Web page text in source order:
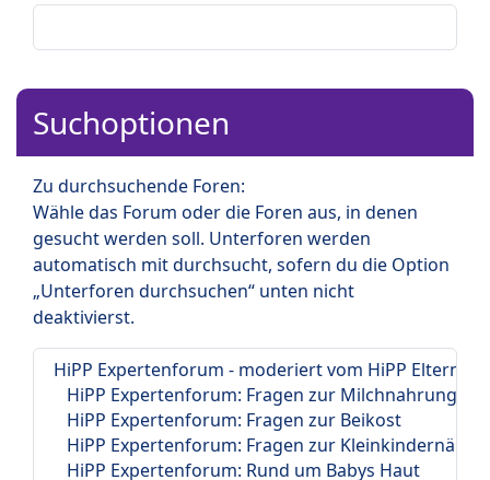
Suchoptionen
Zu durchsuchende Foren:
Wähle das Forum oder die Foren aus, in denen
gesucht werden soll. Unterforen werden
automatisch mit durchsucht, sofern du die Option
„Unterforen durchsuchen“ unten nicht
deaktivierst.